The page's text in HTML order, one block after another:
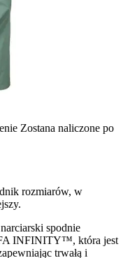
Zostana naliczone po
rozmiarów, w
spodnie
INFINITY™, która jest
trwałą i